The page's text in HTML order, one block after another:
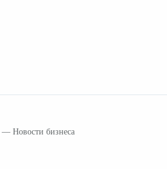
— Новости бизнеса